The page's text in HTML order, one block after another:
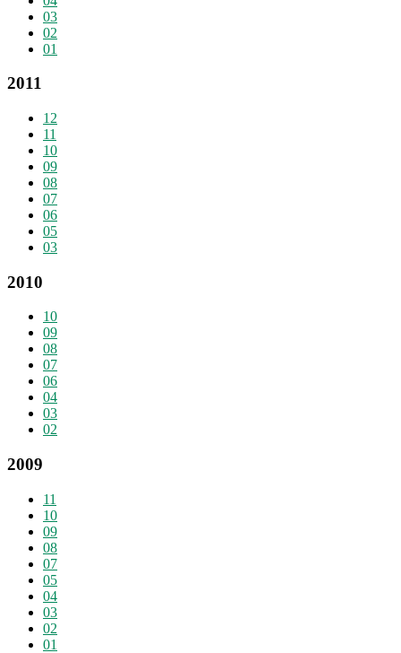
03
02
01
2011
12
11
10
09
08
07
06
05
03
2010
10
09
08
07
06
04
03
02
2009
11
10
09
08
07
05
04
03
02
01